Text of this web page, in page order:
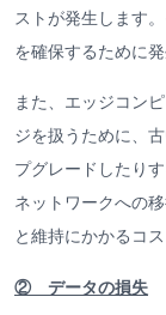
ストが発生します
を確保するために発
また、エッジコン
ジを扱うために、
プグレードしたり
ネットワークへの
と維持にかかるコ
② データの損失